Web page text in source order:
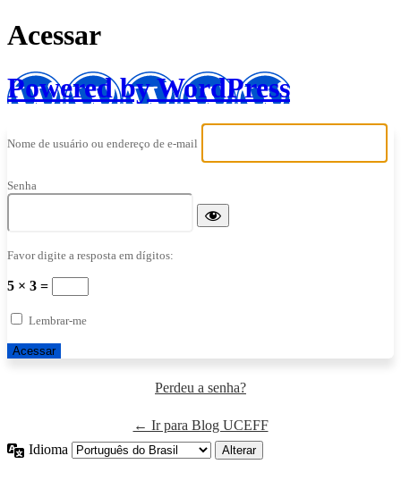
Acessar
Powered by WordPress
Nome de usuário ou endereço de e-mail
Senha
Favor digite a resposta em dígitos:
5 × 3 =
Lembrar-me
Perdeu a senha?
← Ir para Blog UCEFF
Idioma